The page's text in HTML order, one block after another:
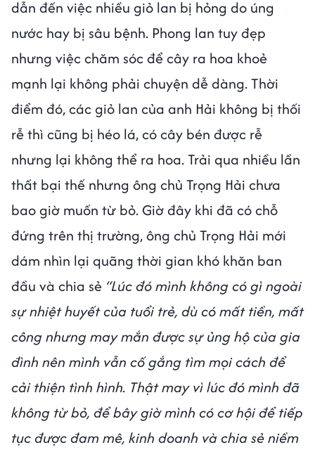
dẫn đến việc nhiều giỏ lan bị hỏng do úng
nước hay bị sâu bệnh. Phong lan tuy đẹp
nhưng việc chăm sóc để cây ra hoa khoẻ
mạnh lại không phải chuyện dễ dàng. Thời
điểm đó, các giỏ lan của anh Hải không bị thối
rễ thì cũng bị héo lá, có cây bén được rễ
nhưng lại không thể ra hoa. Trải qua nhiều lần
thất bại thế nhưng ông chủ Trọng Hải chưa
bao giờ muốn từ bỏ. Giờ đây khi đã có chỗ
đứng trên thị trường, ông chủ Trọng Hải mới
dám nhìn lại quãng thời gian khó khăn ban
đầu và chia sẻ “Lúc đó mình không có gì ngoài
sự nhiệt huyết của tuổi trẻ, dù có mất tiền, mất
công nhưng may mắn được sự ủng hộ của gia
đình nên mình vẫn cố gắng tìm mọi cách để
cải thiện tình hình. Thật may vì lúc đó mình đã
không từ bỏ, để bây giờ mình có cơ hội để tiếp
tục được đam mê, kinh doanh và chia sẻ niềm